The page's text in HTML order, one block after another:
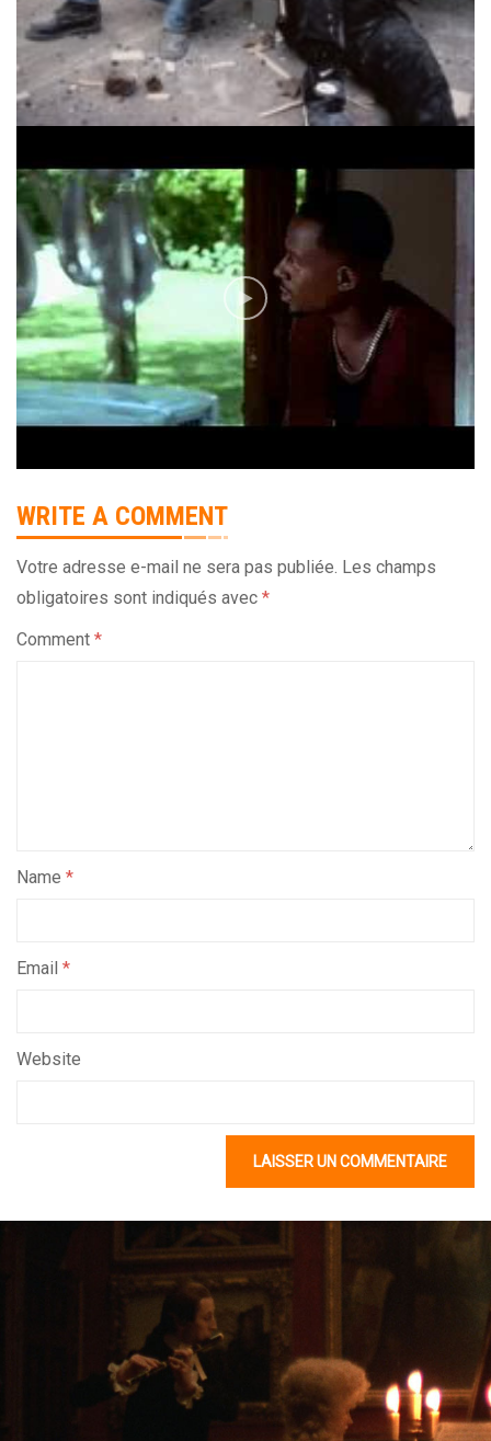
WRITE A COMMENT
Votre adresse e-mail ne sera pas publiée. Les champs
obligatoires sont indiqués avec *
Comment *
Name *
Email *
Website